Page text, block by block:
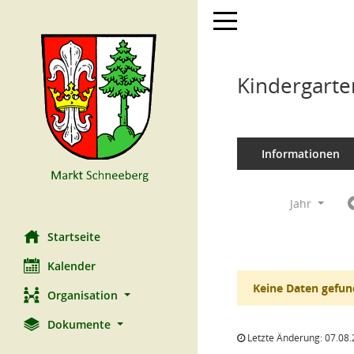
Startseite
Kalender
Organisation
Dokumente
Toggle navigation
Informationen
Jahr
Keine Daten
Letzte Änderung: